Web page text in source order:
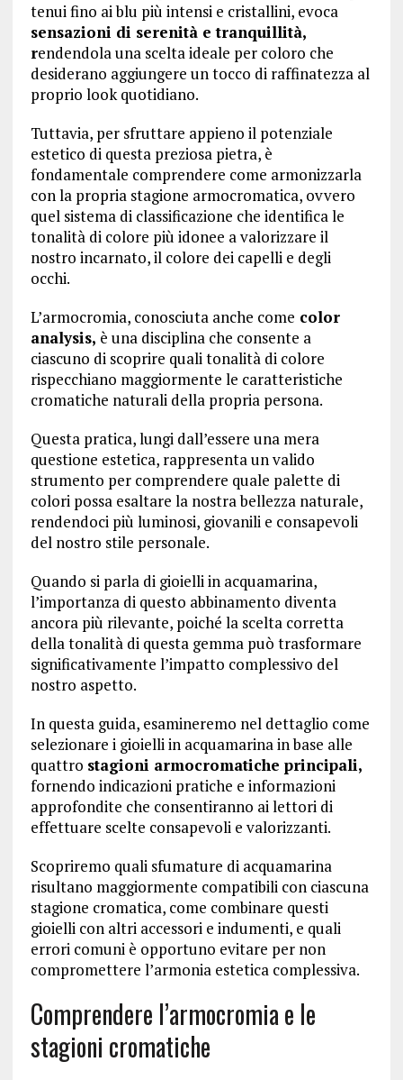
tenui fino ai blu più intensi e cristallini, evoca
sensazioni di serenità e tranquillità,
rendendola una scelta ideale per coloro che
desiderano aggiungere un tocco di raffinatezza al
proprio look quotidiano.
Tuttavia, per sfruttare appieno il potenziale
estetico di questa preziosa pietra, è
fondamentale comprendere come armonizzarla
con la propria stagione armocromatica, ovvero
quel sistema di classificazione che identifica le
tonalità di colore più idonee a valorizzare il
nostro incarnato, il colore dei capelli e degli
occhi.
L’armocromia, conosciuta anche come color
analysis, è una disciplina che consente a
ciascuno di scoprire quali tonalità di colore
rispecchiano maggiormente le caratteristiche
cromatiche naturali della propria persona.
Questa pratica, lungi dall’essere una mera
questione estetica, rappresenta un valido
strumento per comprendere quale palette di
colori possa esaltare la nostra bellezza naturale,
rendendoci più luminosi, giovanili e consapevoli
del nostro stile personale.
Quando si parla di gioielli in acquamarina,
l’importanza di questo abbinamento diventa
ancora più rilevante, poiché la scelta corretta
della tonalità di questa gemma può trasformare
significativamente l’impatto complessivo del
nostro aspetto.
In questa guida, esamineremo nel dettaglio come
selezionare i gioielli in acquamarina in base alle
quattro stagioni armocromatiche principali,
fornendo indicazioni pratiche e informazioni
approfondite che consentiranno ai lettori di
effettuare scelte consapevoli e valorizzanti.
Scopriremo quali sfumature di acquamarina
risultano maggiormente compatibili con ciascuna
stagione cromatica, come combinare questi
gioielli con altri accessori e indumenti, e quali
errori comuni è opportuno evitare per non
compromettere l’armonia estetica complessiva.
Comprendere l’armocromia e le
stagioni cromatiche